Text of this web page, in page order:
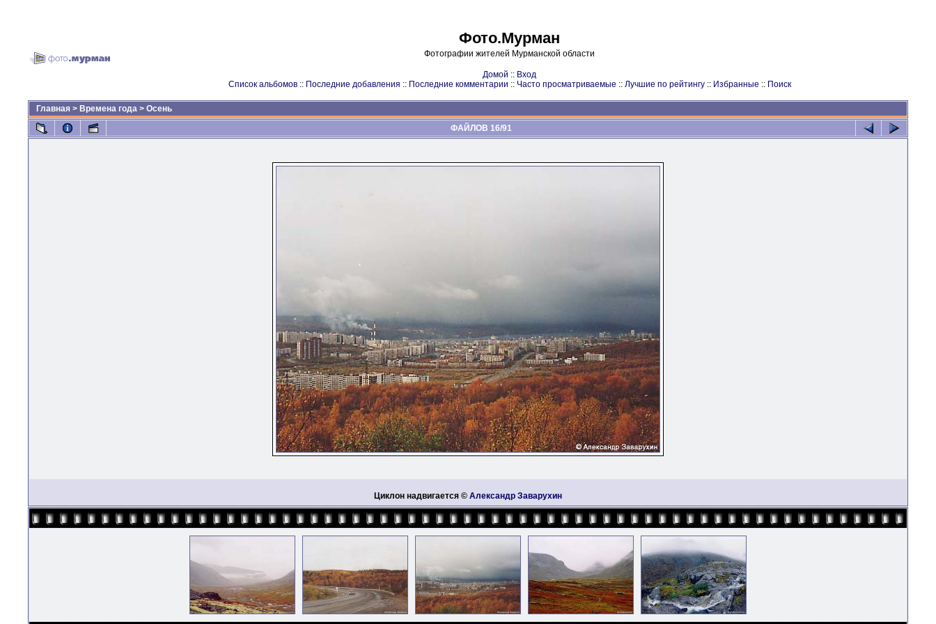
Фото.Мурман
Фотографии жителей Мурманской области
Домой :: Вход
Список альбомов:: Последние добавления :: Последние комментарии :: Часто просматриваемые :: Лучшие по рейтингу:: Избранные :: Поиск
Главная > Времена года > Осень
ФАЙЛОВ 16/91
Циклон надвигается © Александр Заварухин